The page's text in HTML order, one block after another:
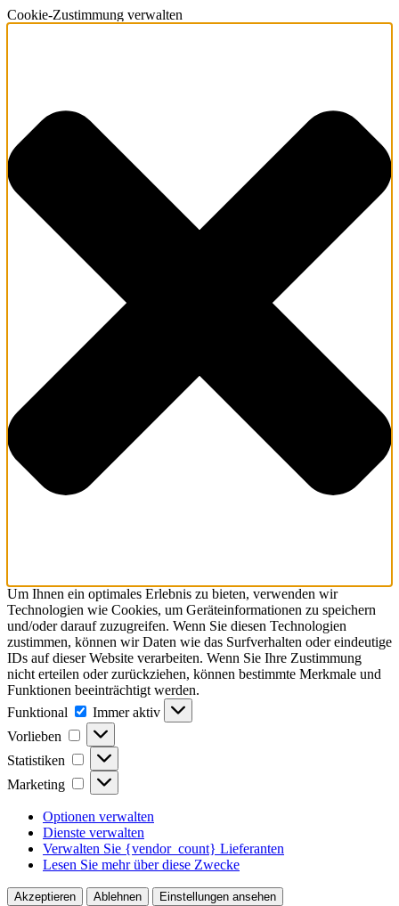
Cookie-Zustimmung verwalten
Um Ihnen ein optimales Erlebnis zu bieten, verwenden wir
Technologien wie Cookies, um Geräteinformationen zu speichern
und/oder darauf zuzugreifen. Wenn Sie diesen Technologien
zustimmen, können wir Daten wie das Surfverhalten oder eindeutige
IDs auf dieser Website verarbeiten. Wenn Sie Ihre Zustimmung
nicht erteilen oder zurückziehen, können bestimmte Merkmale und
Funktionen beeinträchtigt werden.
Funktional
Funktional
Immer aktiv
Vorlieben
Vorlieben
Statistiken Statistiken
Marketing Marketing
Optionen verwalten
Dienste verwalten
Verwalten Sie {vendor_count} Lieferanten
Lesen Sie mehr über diese Zwecke
Akzeptieren Ablehnen
Einstellungen ansehen